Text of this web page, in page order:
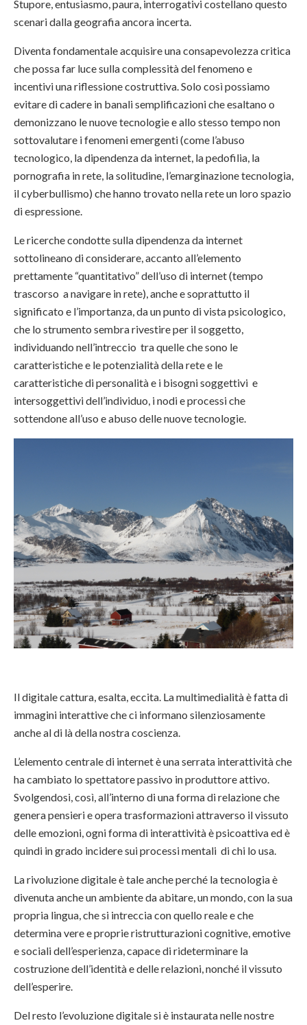
Stupore, entusiasmo, paura, interrogativi costellano questo
scenari dalla geografia ancora incerta.
Diventa fondamentale acquisire una consapevolezza critica
che possa far luce sulla complessità del fenomeno e
incentivi una riflessione costruttiva. Solo così possiamo
evitare di cadere in banali semplificazioni che esaltano o
demonizzano le nuove tecnologie e allo stesso tempo non
sottovalutare i fenomeni emergenti (come l’abuso
tecnologico, la dipendenza da internet, la pedofilia, la
pornografia in rete, la solitudine, l’emarginazione tecnologia,
il cyberbullismo) che hanno trovato nella rete un loro spazio
di espressione.
Le ricerche condotte sulla dipendenza da internet
sottolineano di considerare, accanto all’elemento
prettamente “quantitativo” dell’uso di internet (tempo
trascorso a navigare in rete), anche e soprattutto il
significato e l’importanza, da un punto di vista psicologico,
che lo strumento sembra rivestire per il soggetto,
individuando nell’intreccio tra quelle che sono le
caratteristiche e le potenzialità della rete e le
caratteristiche di personalità e i bisogni soggettivi e
intersoggettivi dell’individuo, i nodi e processi che
sottendone all’uso e abuso delle nuove tecnologie.
Il digitale cattura, esalta, eccita. La multimedialità è fatta di
immagini interattive che ci informano silenziosamente
anche al di là della nostra coscienza.
L’elemento centrale di internet è una serrata interattività che
ha cambiato lo spettatore passivo in produttore attivo.
Svolgendosi, così, all’interno di una forma di relazione che
genera pensieri e opera trasformazioni attraverso il vissuto
delle emozioni, ogni forma di interattività è psicoattiva ed è
quindi in grado incidere sui processi mentali di chi lo usa.
La rivoluzione digitale è tale anche perché la tecnologia è
divenuta anche un ambiente da abitare, un mondo, con la sua
propria lingua, che si intreccia con quello reale e che
determina vere e proprie ristrutturazioni cognitive, emotive
e sociali dell’esperienza, capace di rideterminare la
costruzione dell’identità e delle relazioni, nonché il vissuto
dell’esperire.
Del resto l’evoluzione digitale si è instaurata nelle nostre